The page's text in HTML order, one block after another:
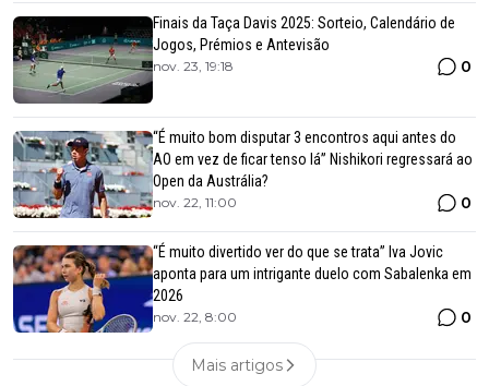
Finais da Taça Davis 2025: Sorteio, Calendário de
Jogos, Prémios e Antevisão
nov. 23, 19:18 0
“É muito bom disputar 3 encontros aqui antes do
AO em vez de ficar tenso lá” Nishikori regressará ao
Open da Austrália?
nov. 22, 11:00 0
“É muito divertido ver do que se trata” Iva Jovic
aponta para um intrigante duelo com Sabalenka em
2026
nov. 22, 8:00 0
Mais artigos